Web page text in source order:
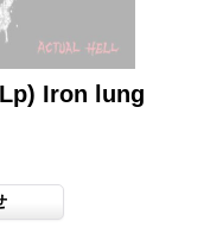
Iron lung